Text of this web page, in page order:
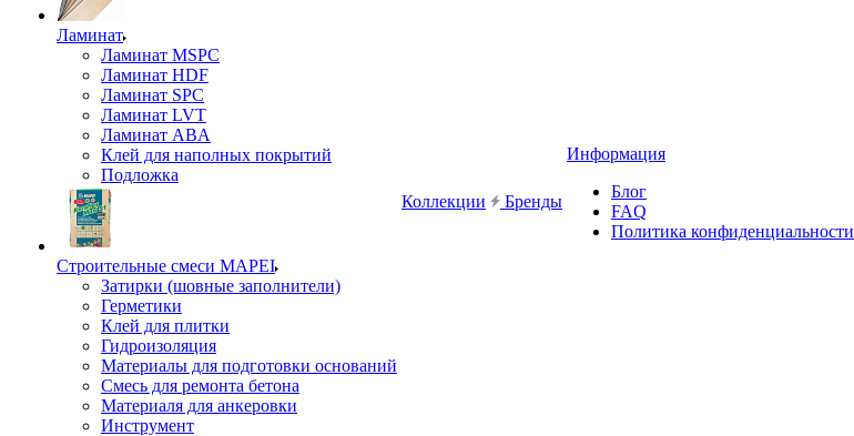
Ламинат
Ламинат MSPC
Ламинат HDF
Ламинат SPC
Ламинат LVT
Ламинат ABA
Клей для наполных покрытий
Подложка
Строительные смеси MAPEI
Затирки (шовные заполнители)
Герметики
Клей для плитки
Гидроизоляция
Материалы для подготовки оснований
Смесь для ремонта бетона
Материаля для анкеровки
Инструмент
Коллекции Бренды
Информация
Блог
FAQ
Политика конфиденциальности